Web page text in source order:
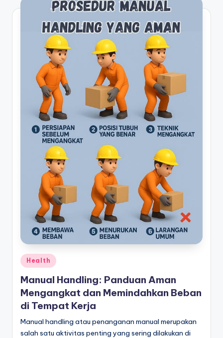
Posted
Health
Manual Handling: Panduan Aman
Mengangkat dan Memindahkan Beban
di Tempat Kerja
Manual handling atau penanganan manual merupakan
salah satu aktivitas penting yang sering dilakukan di